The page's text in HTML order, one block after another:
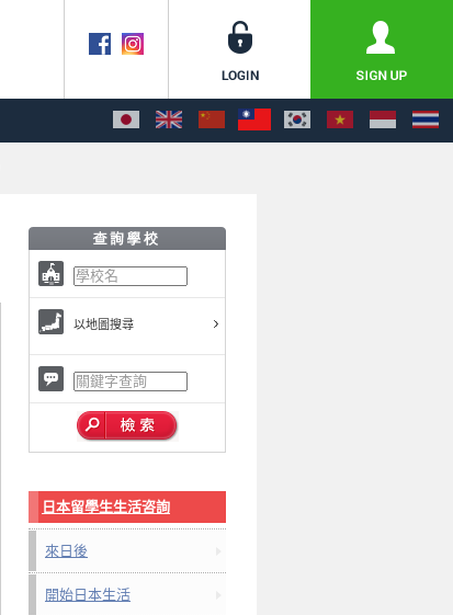
以地圖搜尋
日本留學生生活咨詢
來日後
開始日本生活